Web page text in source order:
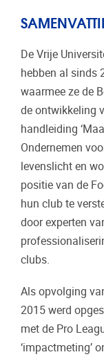
De Vrije
hebben al sinds
waarmee ze de
de ontwikkeling
handleiding
Ondernemen
levenslicht en
positie van de
hun club te
door experten
clubs.
Als opvolging
2015 werd
met de Pro
‘impactmeting’